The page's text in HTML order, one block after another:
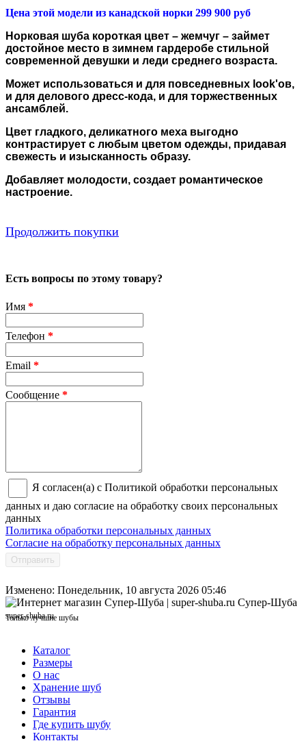
Цена этой модели из канадской норки 299 900 руб
Норковая шуба короткая цвет – жемчуг – займет
достойное место в зимнем гардеробе стильной
современной девушки и леди среднего возраста.
Может использоваться и для повседневных look'ов,
и для делового дресс-кода, и для торжественных
ансамблей.
Цвет гладкого, деликатного меха выгодно
контрастирует с любым цветом одежды, придавая
свежесть и изысканность образу.
Добавляет молодости, создает романтическое
настроение.
Продолжить покупки
Есть вопросы по этому товару?
Имя *
Телефон *
Email *
Сообщение *
Я согласен(а) с Политикой обработки персональных
данных и даю согласие на обработку своих персональных
данных
Политика обработки персональных данных
Согласие на обработку персональных данных
Отправить
Изменено: Понедельник, 10 августа 2026 05:46
Супер-Шуба
super-shuba.ru
Только лучшие шубы
Каталог
Размеры
О нас
Хранение шуб
Отзывы
Гарантия
Где купить шубу
Контакты